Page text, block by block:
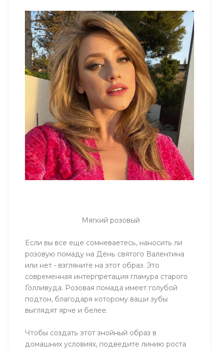
Мягкий розовый
Если вы все еще сомневаетесь, наносить ли
розовую помаду на День святого Валентина
или нет - взгляните на этот образ. Это
современная интерпретация гламура старого
Голливуда. Розовая помада имеет голубой
подтон, благодаря которому ваши зубы
выглядят ярче и белее.
Чтобы создать этот знойный образ в
домашних условиях, подведите линию роста